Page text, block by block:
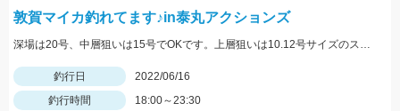
敦賀マイカ釣れてます♪in泰丸アクションズ
深場は20号、中層狙いは15号でOKです。上層狙いは10.12号サイズのスッテでスローな釣りも有効です。
釣行日
2022/06/16
釣行時間
18:00～23:30